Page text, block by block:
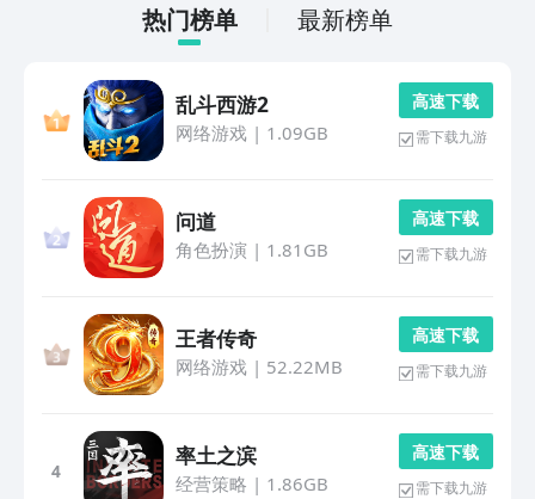
热门榜单 最新榜单
乱斗西游2
网络游戏| 1.09GB
高 速 下 载
需下载九游
问道
角色扮演 | 1.81GB
高 速 下 载
需下载九游
王者传奇
网络游戏| 52.22MB
高 速 下 载
需下载九游
4
率土之滨
经营策略 | 1.86GB
高 速 下 载
需下载九游